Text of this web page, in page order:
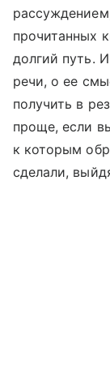
прочитанных
долгий путь.
речи, о ее
получить в
проще, если
к которым
сделали,